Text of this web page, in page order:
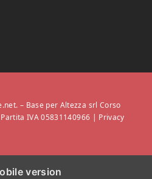
– Base per Altezza srl Corso
IVA 05831140966 | Privacy
version